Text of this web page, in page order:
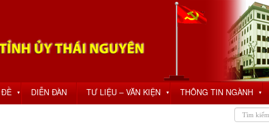
ĐỀ ▼ DIỄN ĐÀN TƯ LIỆU – VĂN KIỆN ▼ THÔNG TIN NGÀNH ▼